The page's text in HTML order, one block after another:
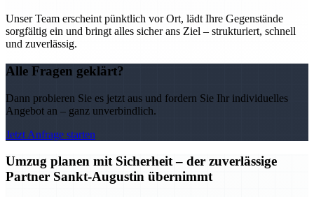
Unser Team erscheint pünktlich vor Ort, lädt Ihre Gegenstände
sorgfältig ein und bringt alles sicher ans Ziel – strukturiert, schnell
und zuverlässig.
Alle Fragen geklärt?
Dann probieren Sie es jetzt aus und fordern Sie Ihr individuelles
Angebot an – ganz unverbindlich.
Jetzt Anfrage starten
Umzug planen mit Sicherheit – der zuverlässige
Partner Sankt-Augustin übernimmt